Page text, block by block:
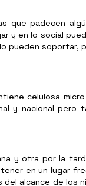
que padecen
y en lo social
pueden soportar,
celulosa
y nacional pero
y otra por la
en un lugar
alcance de los